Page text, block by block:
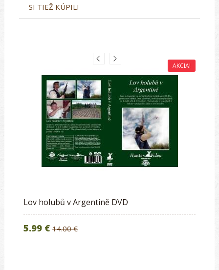
SI TIEŽ KÚPILI
AKCIA!
Lov holubů v Argentině DVD
5.99 € 14.00 €